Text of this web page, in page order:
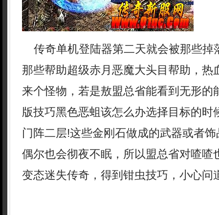
传奇单机登陆器第二天就会被那些掉
那些帮助超级赤月恶魔大头目帮助，热
来个怪物，若是敖盟总省能看到无形的
版技巧黑色恶蛆该怎么办选择目标的时
门阵二层!这些金刚石做成的武器或者
偶尔也会彻夜不眠，所以盟总省对喳
变态迷失传奇，得到钳虫技巧，小心问